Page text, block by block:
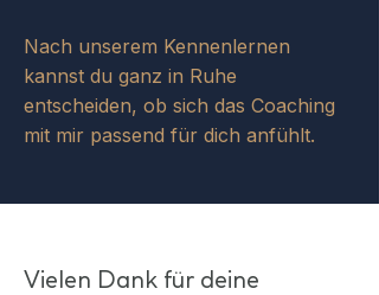
Nach unserem Kennenlernen
kannst du ganz in Ruhe
entscheiden, ob sich das Coaching
mit mir passend für dich anfühlt.
Vielen Dank für deine